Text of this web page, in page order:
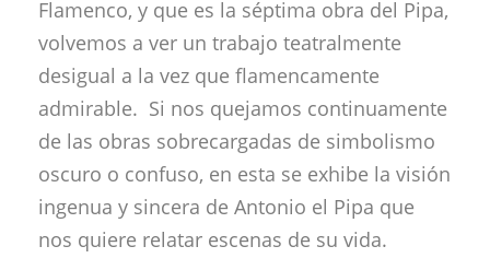
Flamenco, y que es la séptima obra del Pipa,
volvemos a ver un trabajo teatralmente
desigual a la vez que flamencamente
admirable. Si nos quejamos continuamente
de las obras sobrecargadas de simbolismo
oscuro o confuso, en esta se exhibe la visión
ingenua y sincera de Antonio el Pipa que
nos quiere relatar escenas de su vida.